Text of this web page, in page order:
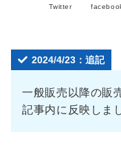
Twitter
2024/4/23：追記
一般販売以降の販
記事内に反映しま